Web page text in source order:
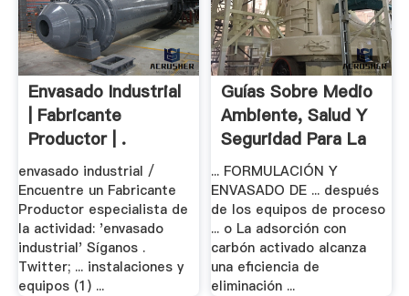
Envasado Industrial
| Fabricante
Productor | .
envasado industrial /
Encuentre un Fabricante
Productor especialista de
la actividad: 'envasado
industrial' Síganos .
Twitter; ... instalaciones y
equipos (1) ...
Guías Sobre Medio
Ambiente, Salud Y
Seguridad Para La
...
... FORMULACIÓN Y
ENVASADO DE ... después
de los equipos de proceso
... o La adsorción con
carbón activado alcanza
una eficiencia de
eliminación ...